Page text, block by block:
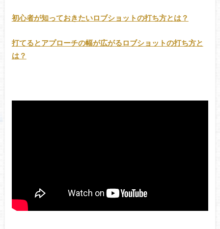
初心者が知っておきたいロブショットの打ち方とは？
打てるとアプローチの幅が広がるロブショットの打ち方と
は？